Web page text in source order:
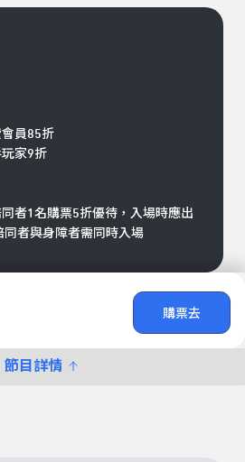
購票去
節目詳情
員85折
家9折
者1名購票5折優待，入場時應出
同者與身障者需同時入場